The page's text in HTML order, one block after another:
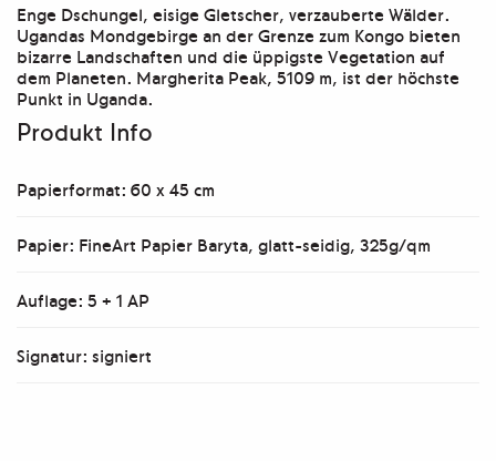
Enge Dschungel, eisige Gletscher, verzauberte Wälder.
Ugandas Mondgebirge an der Grenze zum Kongo bieten
bizarre Landschaften und die üppigste Vegetation auf
dem Planeten. Margherita Peak, 5109 m, ist der höchste
Punkt in Uganda.
Produkt Info
Papierformat: 60 x 45 cm
Papier: FineArt Papier Baryta, glatt-seidig, 325g/qm
Auflage: 5 + 1 AP
Signatur: signiert